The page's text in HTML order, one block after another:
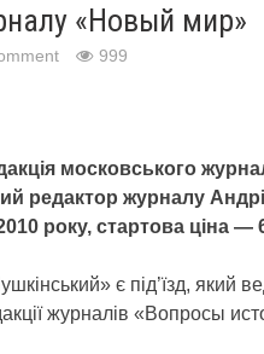
«Новый мир»
999
московського
редактор журналу
року, стартова ціна —
є під’їзд, який
журналів «Вопросы